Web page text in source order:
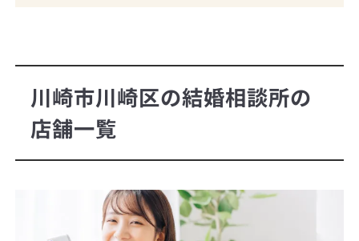
川崎市川崎区の結婚相談所の
店舗一覧